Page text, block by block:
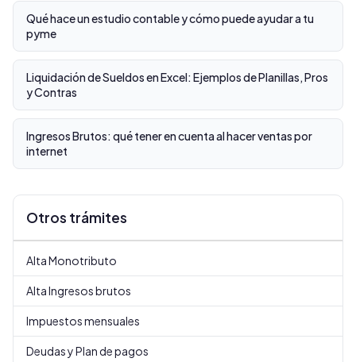
Qué hace un estudio contable y cómo puede ayudar a tu
pyme
Liquidación de Sueldos en Excel: Ejemplos de Planillas, Pros
y Contras
Ingresos Brutos: qué tener en cuenta al hacer ventas por
internet
Otros trámites
Alta Monotributo
Alta Ingresos brutos
Impuestos mensuales
Deudas y Plan de pagos